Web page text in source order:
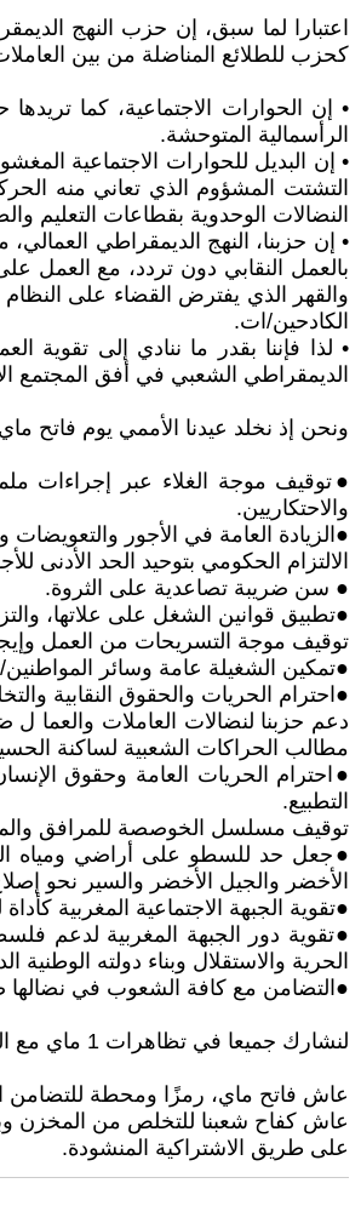
اعتبارا لما سبق، إن حزب النهج
كحزب للطلائع المناضلة من بين
• إن الحوارات الاجتماعية، كما
الرأسمالية المتوحشة.
• إن البديل للحوارات الاجتماعية
التشتت المشؤوم الذي تعاني منه
النضالات الوحدوية بقطاعات التعليم
• إن حزبنا، النهج الديمقراطي
بالعمل النقابي دون تردد، مع العمل
والقهر الذي يفترض القضاء على النظام
الكادحين/ات.
• لذا فإننا بقدر ما ننادي إلى تقوية
الديمقراطي الشعبي في أفق المجتمع
ونحن إذ نخلد عيدنا الأممي يوم فاتح
●توقيف موجة الغلاء عبر إجراءات
والاحتكاريين.
الالتزام الحكومي بتوحيد الحد الأدنى
● سن ضريبة تصاعدية على الثروة.
●تطبيق قوانين الشغل على علاتها،
توقيف موجة التسريحات من العمل
●تمكين الشغيلة عامة وسائر
●احترام الحريات والحقوق النقابية
دعم حزبنا لنضالات العاملات والعما
مطالب الحراكات الشعبية لساكنة
●احترام الحريات العامة وحقوق
التطبيع.
توقيف مسلسل الخوصصة للمرافق
●جعل حد للسطو على أراضي ومياه
الأخضر والجيل الأخضر والسير نحو
●تقوية الجبهة الاجتماعية المغربية
●تقوية دور الجبهة المغربية لدعم
الحرية والاستقلال وبناء دولته
●التضامن مع كافة الشعوب في نضالها
لنشارك جميعا في تظاهرات 1 ماي مع النقابات المناضلة.
عاش فاتح ماي، رمزًا ومحطة للتضامن
عاش كفاح شعبنا للتخلص من المخزن
على طريق الاشتراكية المنشودة.